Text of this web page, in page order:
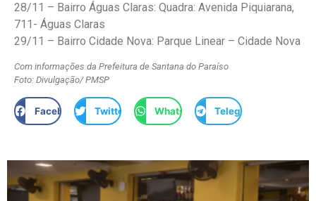
28/11 – Bairro Águas Claras: Quadra: Avenida Piquiarana,
711- Águas Claras
29/11 – Bairro Cidade Nova: Parque Linear – Cidade Nova
Com informações da Prefeitura de Santana do Paraíso
Foto: Divulgação/ PMSP
Facebook Twitter WhatsApp Telegram